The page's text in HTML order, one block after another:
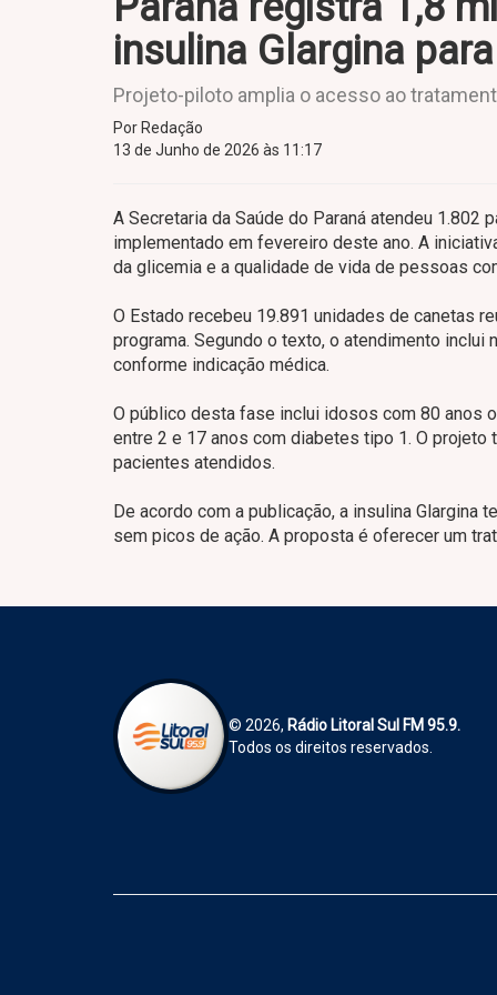
insulina Glargina
Projeto-piloto amplia o acesso ao
Por Redação
13 de Junho de 2026 às 11:17
A Secretaria da Saúde do Paraná atendeu
implementado em fevereiro deste ano. A
da glicemia e a qualidade de vida de pessoas
O Estado recebeu 19.891 unidades de canetas
programa. Segundo o texto, o atendimento
conforme indicação médica.
O público desta fase inclui idosos com 80 anos
entre 2 e 17 anos com diabetes tipo 1. O
pacientes atendidos.
De acordo com a publicação, a insulina Glargina
sem picos de ação. A proposta é oferecer um
© 2026, Rádio Litoral Sul FM 95.9.
Todos os direitos reservados.